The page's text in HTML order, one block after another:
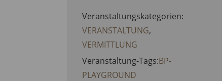
Veranstaltungskategorien:
VERANSTALTUNG,
VERMITTLUNG
Veranstaltung-Tags:BP-
PLAYGROUND